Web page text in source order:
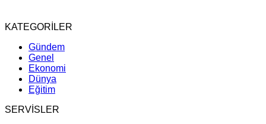
KATEGORİLER
Gündem
Genel
Ekonomi
Dünya
Eğitim
SERVİSLER